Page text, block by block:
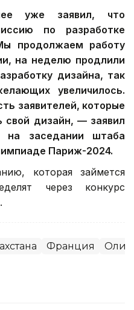
уже заявил, что
по разработке
продолжаем работу
на неделю продлили
дизайна, так
увеличилось.
заявителей, которые
свой дизайн, — заявил
на заседании штаба
Париж-2024.
которая займется
через конкурс
Франция